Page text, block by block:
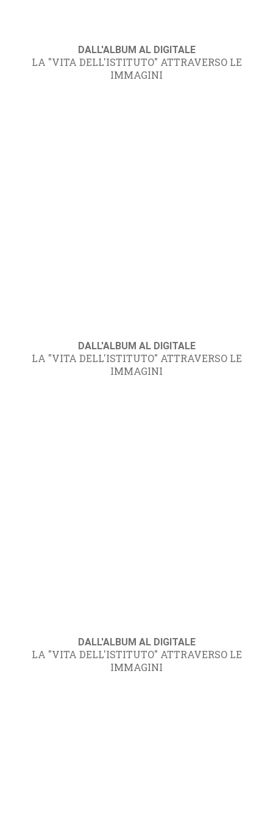
DALL'ALBUM AL DIGITALE
LA "VITA DELL'ISTITUTO" ATTRAVERSO LE
IMMAGINI
DALL'ALBUM AL DIGITALE
LA "VITA DELL'ISTITUTO" ATTRAVERSO LE
IMMAGINI
DALL'ALBUM AL DIGITALE
LA "VITA DELL'ISTITUTO" ATTRAVERSO LE
IMMAGINI